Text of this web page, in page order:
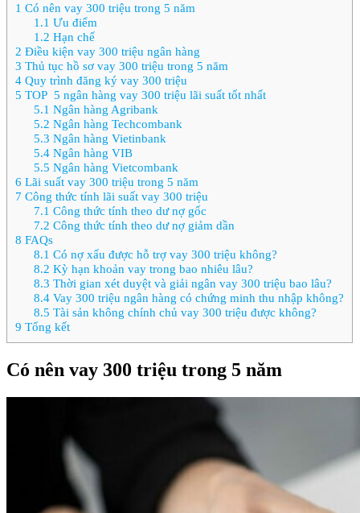
1 Có nên vay 300 triệu trong 5 năm
1.1 Ưu điểm
1.2 Hạn chế
2 Điều kiện vay 300 triệu ngân hàng
3 Thủ tục hồ sơ vay 300 triệu trong 5 năm
4 Quy trình đăng ký vay 300 triệu
5 TOP 5 ngân hàng vay 300 triệu lãi suất tốt nhất
5.1 Ngân hàng Agribank
5.2 Ngân hàng Techcombank
5.3 Ngân hàng Vietinbank
5.4Ngân hàng VIB
5.5 Ngân hàng Vietcombank
6 Lãi suất vay 300 triệu trong 5 năm
7 Công thức tính lãi suất vay 300 triệu
7.1 Công thức tính theo dư nợ gốc
7.2 Công thức tính theo dư nợ giảm dần
8 FAQs
8.1 Có nợ xấu được hỗ trợ vay 300 triệu không?
8.2 Kỳ hạn khoản vay trong bao nhiêu lâu?
8.3 Thời gian xét duyệt và giải ngân vay 300 triệu bao lâu?
8.4Vay 300 triệu ngân hàng có chứng minh thu nhập không?
8.5 Tài sản không chính chủ vay 300 triệu được không?
9 Tổng kết
Có nên vay 300 triệu trong 5 năm